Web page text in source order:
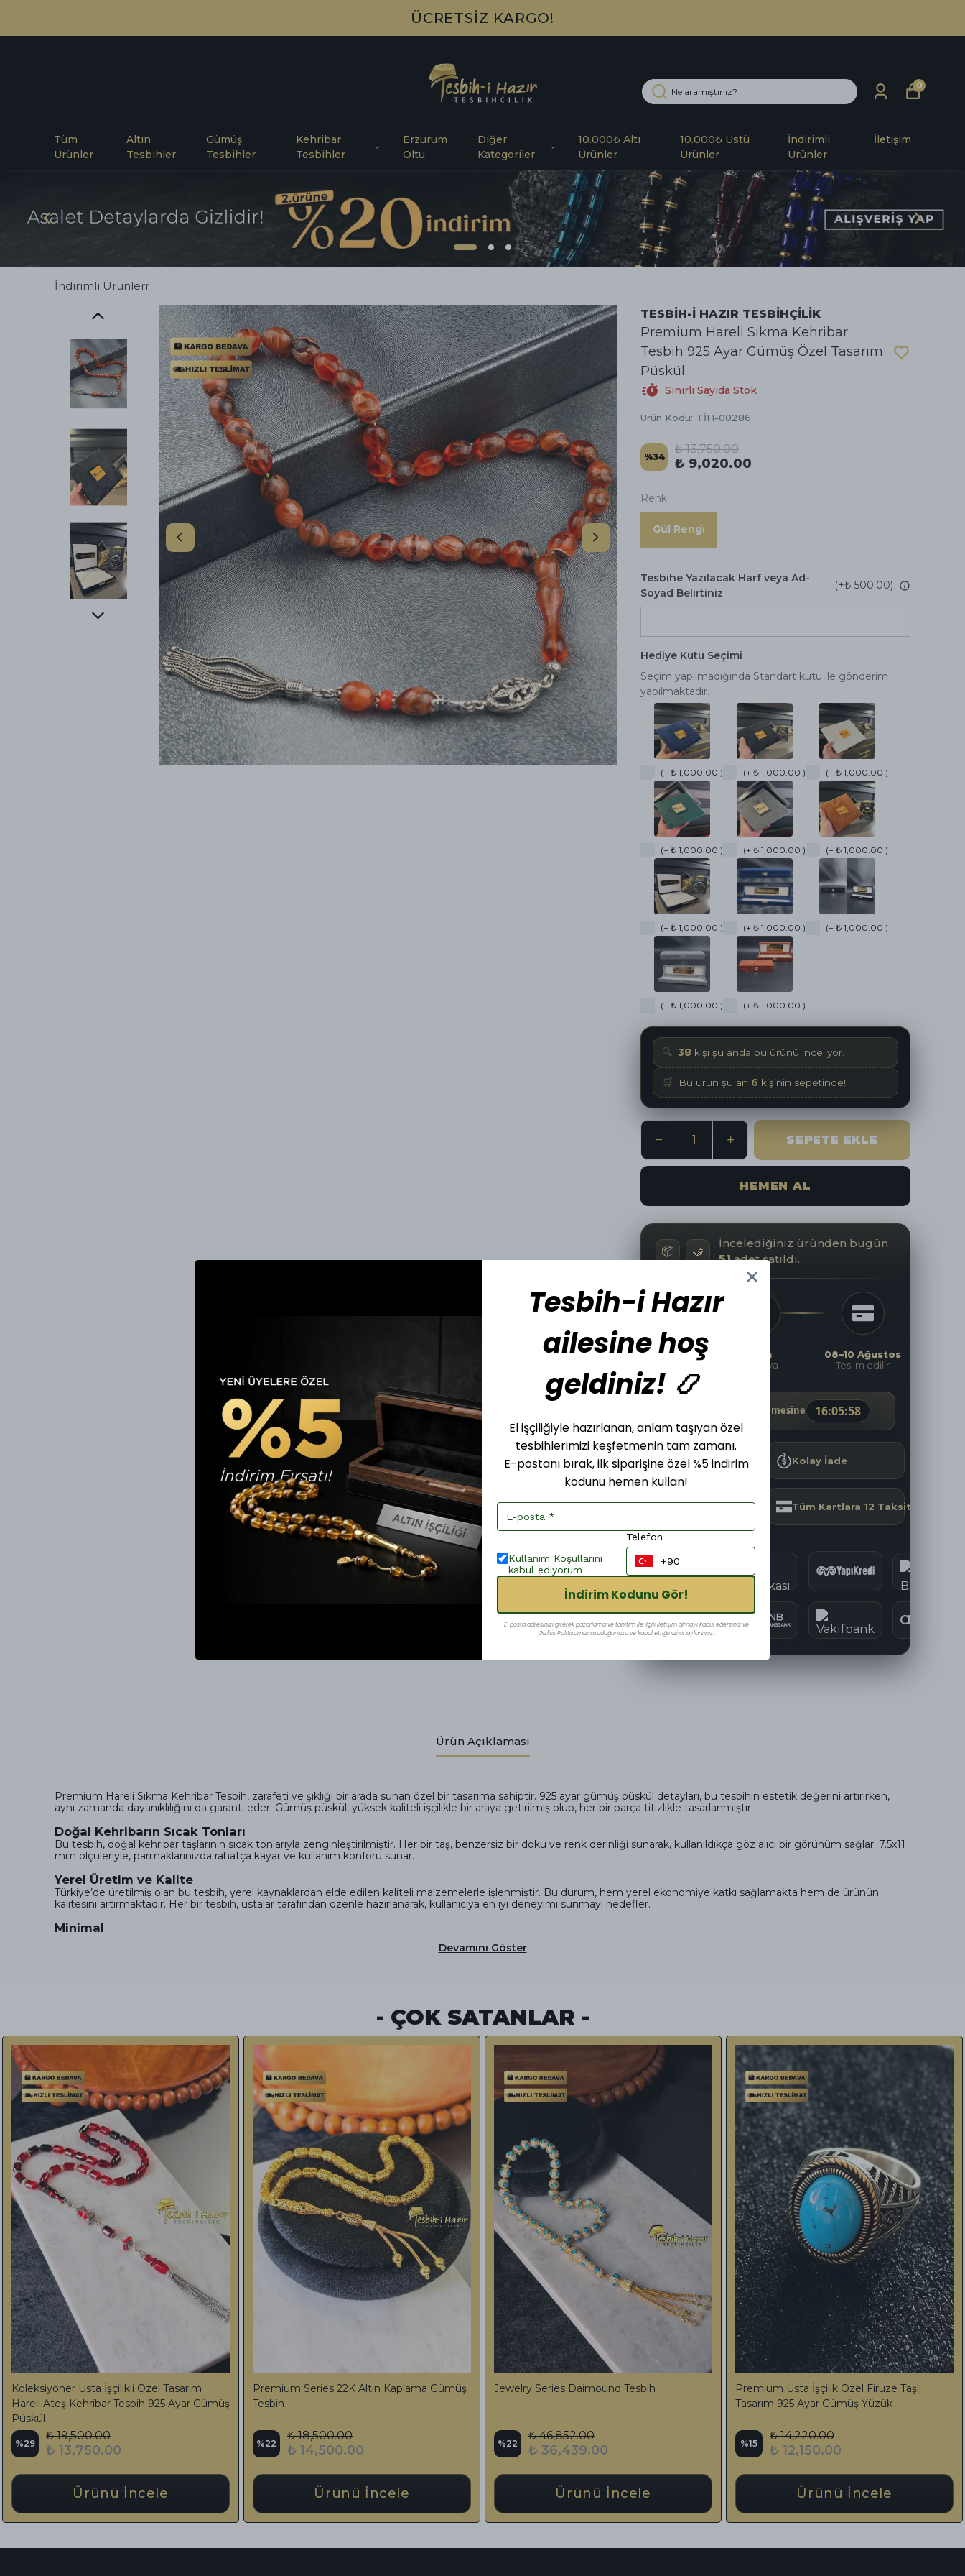
HAVALE/EFT İLE ÖDE %5 İNDİRİMLİ ÖDE!
Tüm
Ürünler
Altın
Tesbihler
Gümüş
Tesbihler
Kehribar
Tesbihler
Erzurum
Oltu
Diğer
Kategoriler
10.000₺ Altı
Ürünler
10.000₺ Üstü
Ürünler
İndirimli
Ürünler
İletişim
0
İndirimli Ürünlerr
TESBİH-İ HAZIR TESBİHÇİLİK
Premium Hareli Sıkma Kehribar
Tesbih 925 Ayar Gümüş Özel Tasarım
Püskül
Sınırlı Sayıda Stok
Ürün Kodu: TİH-00286
%34
₺ 13,750.00
₺ 9,020.00
Renk
Gül Rengi̇
Tesbihe Yazılacak Harf veya Ad-
Soyad Belirtiniz
(+₺ 500.00)
Hediye Kutu Seçimi
Seçim yapılmadığında Standart kutu ile gönderim
yapılmaktadır.
(+ ₺ 1,000.00 ) (+ ₺ 1,000.00 ) (+ ₺ 1,000.00 )
(+ ₺ 1,000.00 ) (+ ₺ 1,000.00 ) (+ ₺ 1,000.00 )
(+ ₺ 1,000.00 ) (+ ₺ 1,000.00 ) (+ ₺ 1,000.00 )
(+ ₺ 1,000.00 ) (+ ₺ 1,000.00 )
🔍 35kişi şu anda bu ürünü inceliyor.
🛒 Bu ürün şu an 6 kişinin sepetinde!
SEPETE EKLE
HEMEN AL
📦 🤝
İncelediğiniz üründen bugün
51adet satıldı.
Şimdi
ver
Yarın
Kargoya
verilir
08–10 Ağustos
Teslim edilir
Kargoya Teslim Edilmesine 16:05:56
Hızlı Kargo Kolay İade
Güvenli Alışveriş Tüm Kartlara 12 Taksit
Ürün Açıklaması
Premium Hareli Sıkma Kehribar Tesbih, zarafeti ve şıklığı bir arada sunan özel bir tasarıma sahiptir. 925 ayar gümüş püskül detayları, bu tesbihin estetik değerini artırırken,
aynı zamanda dayanıklılığını da garanti eder. Gümüş püskül, yüksek kaliteli işçilikle bir araya getirilmiş olup, her bir parça titizlikle tasarlanmıştır.
Doğal Kehribarın Sıcak Tonları
Bu tesbih, doğal kehribar taşlarının sıcak tonlarıyla zenginleştirilmiştir. Her bir taş, benzersiz bir doku ve renk derinliği sunarak, kullanıldıkça göz alıcı bir görünüm sağlar. 7.5x11
mm ölçüleriyle, parmaklarınızda rahatça kayar ve kullanım konforu sunar.
Yerel Üretim ve Kalite
Türkiye’de üretilmiş olan bu tesbih, yerel kaynaklardan elde edilen kaliteli malzemelerle işlenmiştir. Bu durum, hem yerel ekonomiye katkı sağlamakta hem de ürünün
kalitesini artırmaktadır. Her bir tesbih, ustalar tarafından özenle hazırlanarak, kullanıcıya en iyi deneyimi sunmayı hedefler.
Minimal
Devamını Göster
- ÇOK SATANLAR -
1,76 Gr. 14K Altın Baklava Zincir Özel Püskül
Ateş Kehribar Tesbih
%10
₺ 29,999.00
₺ 26,850.00
Ürünü İncele
Premium Master Series Katalin Tesbih
Daimound Püskül Tasarımlı
%21
₺ 22,580.00
₺ 17,800.00
Ürünü İncele
Premium Bilekboy Kesme 925 Ayar Gümüş
%22
₺ 18,900.00
₺ 14,800.00
Ürünü İncele
Master Series İşlemeli Kuka Tesbih 925 Ayar
Gümüş Püskül Tasarımlı
%48
₺ 32,500.00
₺ 16,840.00
Ürünü İncele
Tesbih-i Hazır
ailesine hoş
geldiniz! 📿
El işçiliğiyle hazırlanan, anlam taşıyan özel
tesbihlerimizi keşfetmenin tam zamanı.
E-postanı bırak, ilk siparişine özel %5 indirim
kodunu hemen kullan!
Kullanım Koşullarını
kabul ediyorum
Telefon
İndirim Kodunu Gör!
E-posta adresinizi girerek pazarlama ve tanıtım ile ilgili iletişim almayı kabul edersiniz ve
Gizlilik Politikamızı okuduğunuzu ve kabul ettiğinizi onaylarsınız.